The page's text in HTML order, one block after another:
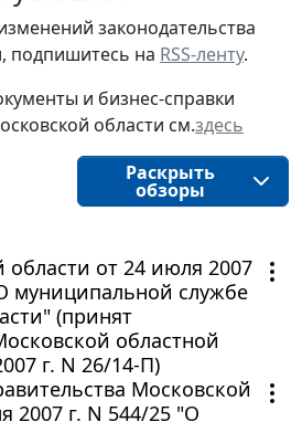
законодательства
подпишитесь на RSS-ленту.
и бизнес-справки
области см.здесь
Раскрыть
обзоры
от 24 июля 2007
муниципальной службе
(принят
областной
г. N 26/14-П)
Московской
2007 г. N 544/25 "О